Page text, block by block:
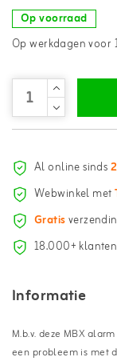
Op voorraad
Op werkdagen voor
Al online sinds
Webwinkel met
Gratis
18.000+
Informatie
M.b.v. deze MBX
een probleem is met